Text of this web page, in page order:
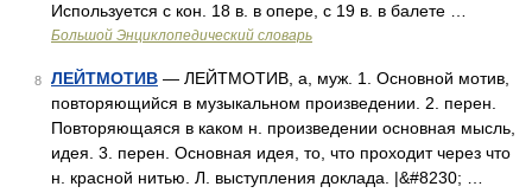
Используется с кон. 18 в. в опере, с 19 в. в балете …
Большой Энциклопедический словарь
8 ЛЕЙТМОТИВ — ЛЕЙТМОТИВ, а, муж. 1. Основной мотив,
повторяющийся в музыкальном произведении. 2. перен.
Повторяющаяся в каком н. произведении основная мысль,
идея. 3. перен. Основная идея, то, что проходит через что
н. красной нитью. Л. выступления доклада. |&#8230; …